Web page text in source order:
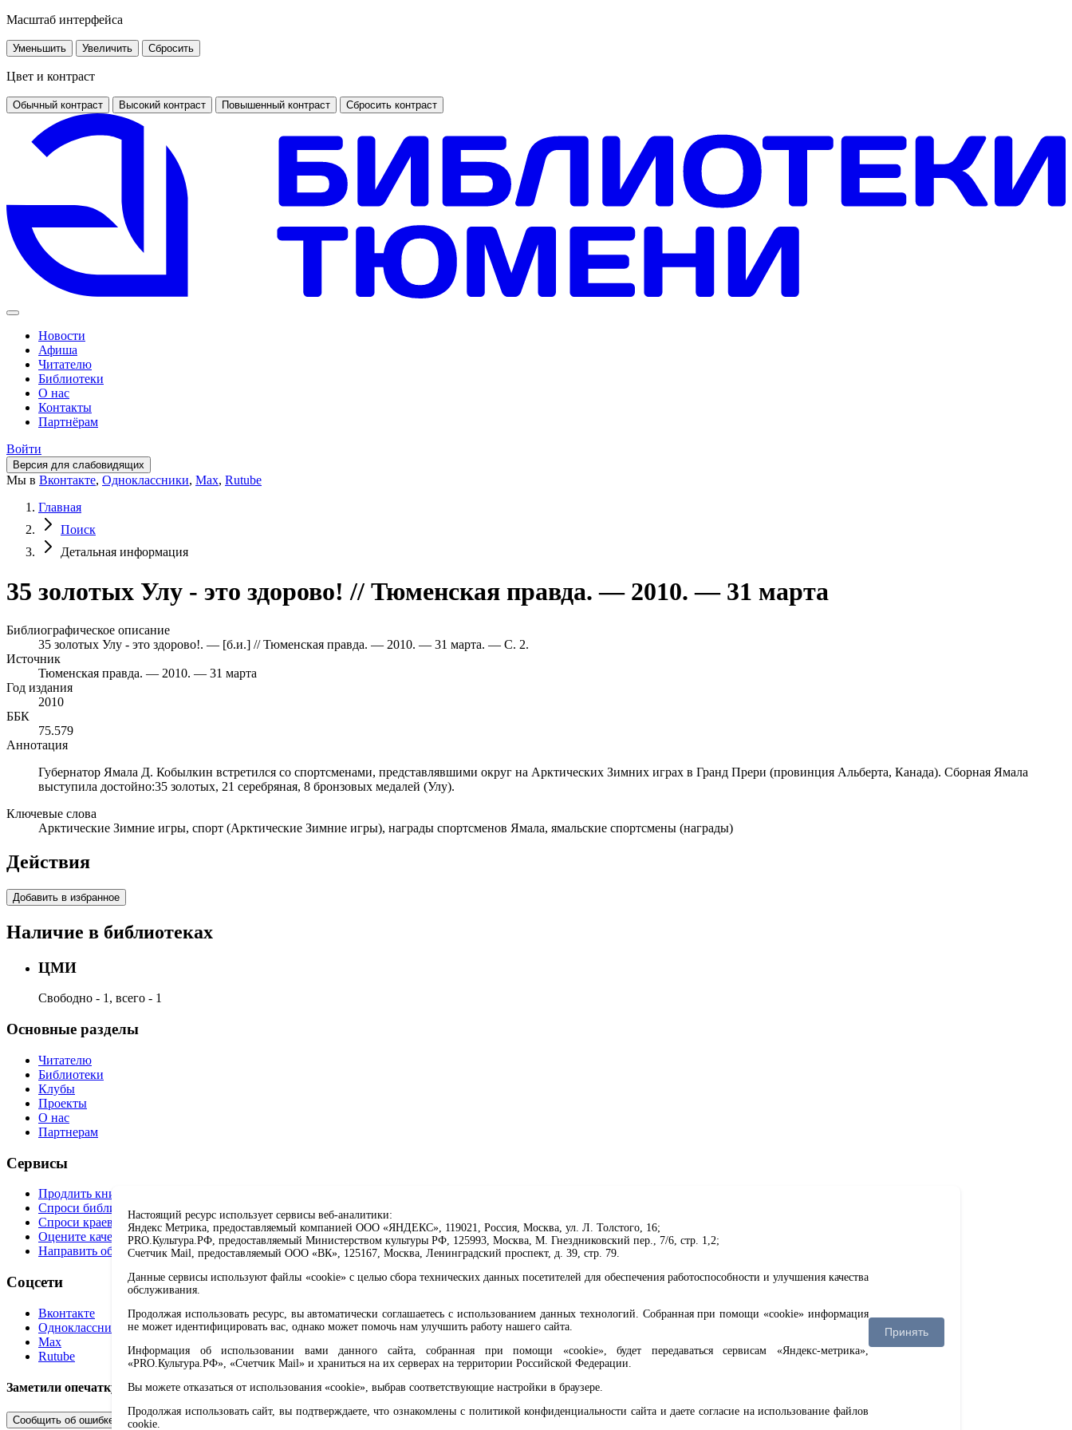
Масштаб интерфейса
Уменьшить Увеличить Сбросить
Цвет и контраст
Обычный контраст Высокий контраст Повышенный контраст Сбросить контраст
Новости
Афиша
Читателю
Библиотеки
О нас
Контакты
Партнёрам
Войти
Версия для слабовидящих
Мы в Вконтакте, Одноклассники, Max, Rutube
Главная
Поиск
Детальная информация
35 золотых Улу - это здорово! // Тюменская правда. — 2010. — 31 марта
Библиографическое описание
35 золотых Улу - это здорово!. — [б.и.] // Тюменская правда. — 2010. — 31 марта. — С. 2.
Источник
Тюменская правда. — 2010. — 31 марта
Год издания
2010
ББК
75.579
Аннотация
Губернатор Ямала Д. Кобылкин встретился со спортсменами, представлявшими округ на Арктических Зимних играх в Гранд Прери (провинция Альберта, Канада). Сборная Ямала
выступила достойно:35 золотых, 21 серебряная, 8 бронзовых медалей (Улу).
Ключевые слова
Арктические Зимние игры, спорт (Арктические Зимние игры), награды спортсменов Ямала, ямальские спортсмены (награды)
Действия
Добавить в избранное
Наличие в библиотеках
ЦМИ
Свободно - 1, всего - 1
Основные разделы
Читателю
Библиотеки
Клубы
Проекты
О нас
Партнерам
Сервисы
Продлить книгу
Спроси библиотекаря
Спроси краеведа
Оцените качество услуг
Направить обращение директору
Соцсети
Вконтакте
Одноклассники
Max
Rutube
Заметили опечатку? Выделите текст с ошибкой и нажмите клавиши Ctrl+Enter или ссылку ниже
Сообщить об ошибке
Настоящий ресурс использует сервисы веб-аналитики:
Яндекс Метрика, предоставляемый компанией ООО «ЯНДЕКС», 119021, Россия, Москва, ул. Л. Толстого, 16;
PRO.Культура.РФ, предоставляемый Министерством культуры РФ, 125993, Москва, М. Гнездниковский пер., 7/6, стр. 1,2;
Счетчик Mail, предоставляемый ООО «ВК», 125167, Москва, Ленинградский проспект, д. 39, стр. 79.
Данные сервисы используют файлы «cookie» с целью сбора технических данных посетителей для обеспечения работоспособности и улучшения качества
обслуживания.
Продолжая использовать ресурс, вы автоматически соглашаетесь с использованием данных технологий. Собранная при помощи «cookie» информация
не может идентифицировать вас, однако может помочь нам улучшить работу нашего сайта.
Информация об использовании вами данного сайта, собранная при помощи «cookie», будет передаваться сервисам «Яндекс-метрика»,
«PRO.Культура.РФ», «Счетчик Mail» и храниться на их серверах на территории Российской Федерации.
Вы можете отказаться от использования «cookie», выбрав соответствующие настройки в браузере.
Продолжая использовать сайт, вы подтверждаете, что ознакомлены с политикой конфиденциальности сайта и даете согласие на использование файлов
cookie.
Принять